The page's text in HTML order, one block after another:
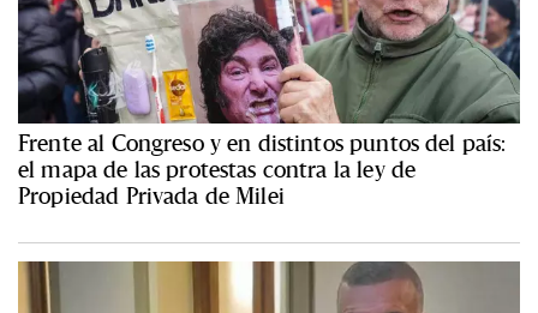
Frente al Congreso y en distintos puntos del país:
el mapa de las protestas contra la ley de
Propiedad Privada de Milei